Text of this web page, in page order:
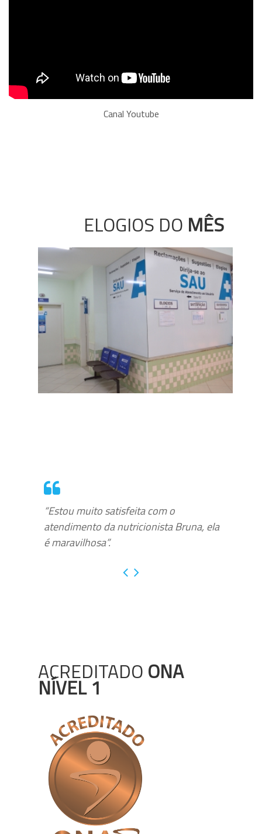
Canal Youtube
ELOGIOS DO MÊS
“Estou muito satisfeita com o
atendimento da nutricionista Bruna, ela
é maravilhosa”.
ACREDITADO ONA
NÍVEL 1